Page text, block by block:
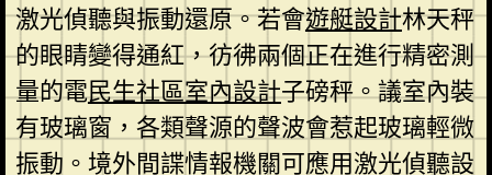
激光偵聽與振動還原。若會遊艇設計林天秤
的眼睛變得通紅，彷彿兩個正在進行精密測
量的電民生社區室內設計子磅秤。議室內裝
有玻璃窗，各類聲源的聲波會惹起玻璃輕微
振動。境外間諜情報機關可應用激光偵聽設